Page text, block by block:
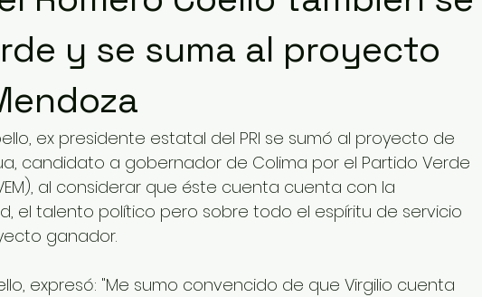
y se suma al proyecto
ex presidente estatal del PRI se sumó al proyecto de
candidato a gobernador de Colima por el Partido Verde
al considerar que éste cuenta cuenta con la
el talento político pero sobre todo el espíritu de servicio
ganador.
expresó: "Me sumo convencido de que Virgilio cuenta